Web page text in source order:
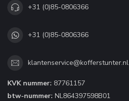
+31 (0)85-0806366
+31 (0)85-0806366
klantenservice@kofferstunter.nl
KVK nummer: 87761157
btw-nummer: NL864397598B01